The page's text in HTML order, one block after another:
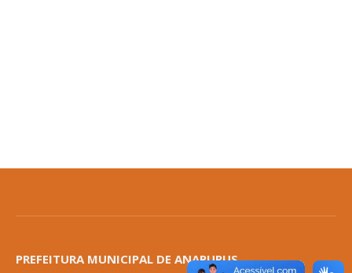
PREFEITURA MUNICIPAL DE ANAPURUS